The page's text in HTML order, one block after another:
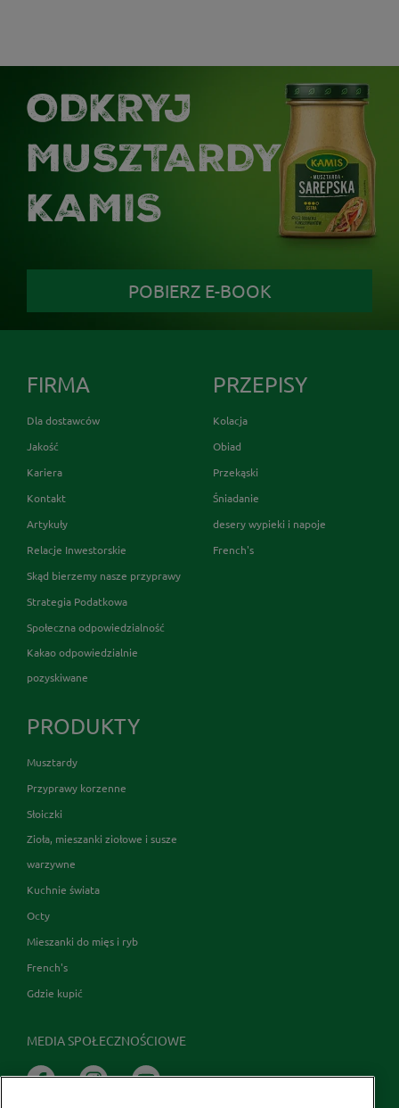
ODKRYJ
MUSZTARDY
KAMIS
POBIERZ E-BOOK
FIRMA
Dla dostawców
Jakość
Kariera
Kontakt
Artykuły
Relacje Inwestorskie
Skąd bierzemy nasze przyprawy
Strategia Podatkowa
Społeczna odpowiedzialność
Kakao odpowiedzialnie
pozyskiwane
PRZEPISY
Kolacja
Obiad
Przekąski
Śniadanie
desery wypieki i napoje
French's
PRODUKTY
Musztardy
Przyprawy korzenne
Słoiczki
Zioła, mieszanki ziołowe i susze
warzywne
Kuchnie świata
Octy
Mieszanki do mięs i ryb
French's
Gdzie kupić
MEDIA SPOŁECZNOŚCIOWE